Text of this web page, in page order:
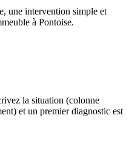
une intervention simple et
à Pontoise.
la situation (colonne
et un premier diagnostic est